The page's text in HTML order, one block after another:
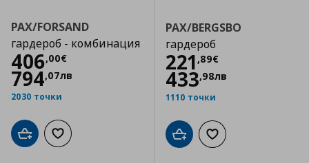
PAX/FORSAND
гардероб - комбинация
406,00€
Цена406,00 €
794,07лв
2030 точки
Добави в кошницата
Добави към списъка с любими
PAX/BERGSBO
гардероб
221 ,89€
Цена
433,98лв
1110 точки
Добави в кошницата
Добави към